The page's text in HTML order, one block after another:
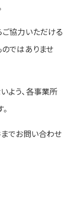
ご協力いただける
ではありませ
よう、各事業所
でお問い合わせ